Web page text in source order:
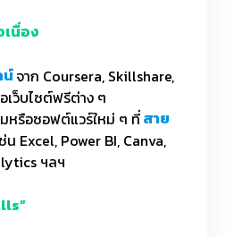
นื่อง
น์จาก Coursera, Skillshare,
เว็บไซต์ฟรีต่าง ๆ
หรือซอฟต์แวร์ใหม่ ๆ ที่สาย
น Excel, Power BI, Canva,
ฯลฯ